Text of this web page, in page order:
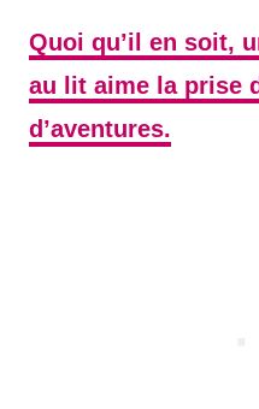
Quoi qu’il en soit,
au lit aime la prise
d’aventures.